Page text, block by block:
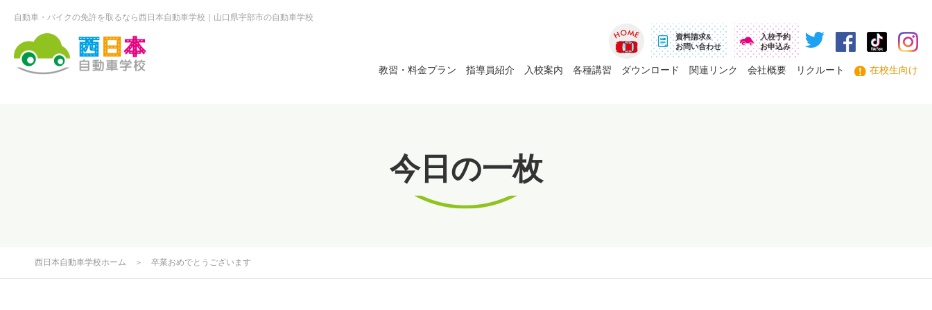
自動車・バイクの免許を取るなら西日本自動車学校 山口県宇部市の自動車学校
ホーム
資料請求&
お問い合わせ
入校予約
お申込み
教習・料金プラン 指導員紹介 入校案内 各種講習 ダウンロード 関連リンク 会社概要 リクルート 在校生向け
今日の一枚
西日本自動車学校ホーム ＞ 卒業おめでとうございます